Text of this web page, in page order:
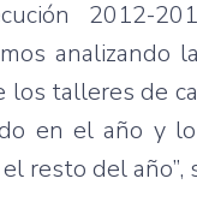
2012-
analizando
los talleres de
en el año y
resto del año”,